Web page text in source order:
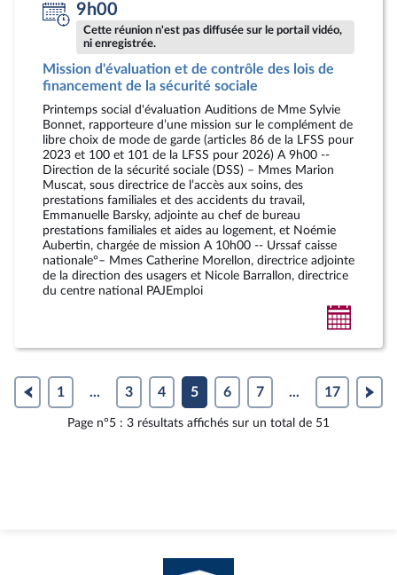
9h00
Cette réunion n'est pas diffusée sur le portail vidéo,
ni enregistrée.
Mission d'évaluation et de contrôle des lois de
financement de la sécurité sociale
Printemps social d'évaluation Auditions de Mme Sylvie
Bonnet, rapporteure d’une mission sur le complément de
libre choix de mode de garde (articles 86 de la LFSS pour
2023 et 100 et 101 de la LFSS pour 2026) A 9h00 --
Direction de la sécurité sociale (DSS) – Mmes Marion
Muscat, sous directrice de l’accès aux soins, des
prestations familiales et des accidents du travail,
Emmanuelle Barsky, adjointe au chef de bureau
prestations familiales et aides au logement, et Noémie
Aubertin, chargée de mission A 10h00 -- Urssaf caisse
nationale°– Mmes Catherine Morellon, directrice adjointe
de la direction des usagers et Nicole Barrallon, directrice
du centre national PAJEmploi
au
1 ... 3 4 5 6 7 ... 17
Page n°5 : 3 résultats affichés sur un total de 51